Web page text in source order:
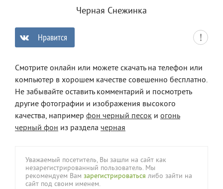
Черная Снежинка
Нравится
Смотрите онлайн или можете скачать на телефон или
компьютер в хорошем качестве совешенно бесплатно.
Не забывайте оставить комментарий и посмотреть
другие фотографии и изображения высокого
качества, например фон черный песок и огонь
черный фон из раздела черная
Уважаемый посетитель, Вы зашли на сайт как
незарегистрированный пользователь. Мы
рекомендуем Вам зарегистрироваться либо зайти на
сайт под своим именем.